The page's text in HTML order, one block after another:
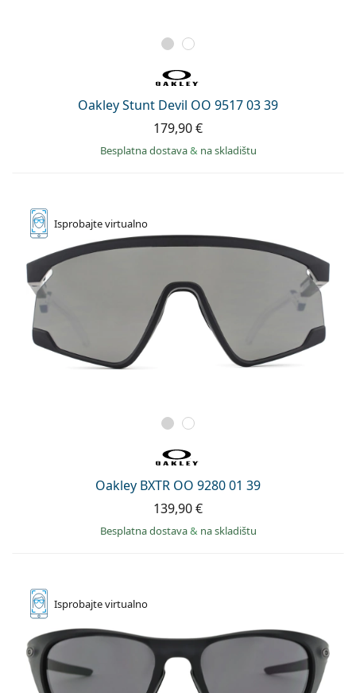
Oakley Stunt Devil OO 9517 03 39
179,90 €
Besplatna dostava& na skladištu
Isprobajtevirtualno
Oakley BXTR OO 9280 01 39
139,90 €
Besplatna dostava& na skladištu
Isprobajtevirtualno